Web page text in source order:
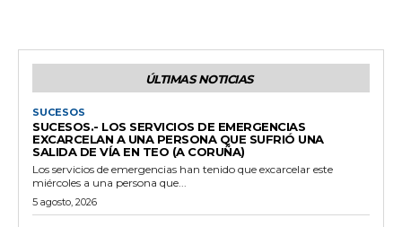
ÚLTIMAS NOTICIAS
SUCESOS
SUCESOS.- LOS SERVICIOS DE EMERGENCIAS
EXCARCELAN A UNA PERSONA QUE SUFRIÓ UNA
SALIDA DE VÍA EN TEO (A CORUÑA)
Los servicios de emergencias han tenido que excarcelar este
miércoles a una persona que...
5 agosto, 2026